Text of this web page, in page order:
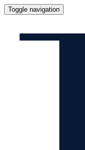
Toggle navigation